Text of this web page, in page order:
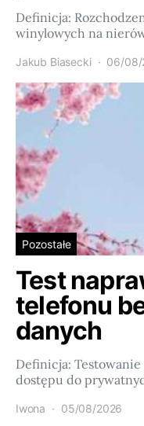
Definicja:
winylowych na
Jakub Biasecki 06/08/
Pozostałe
Test
telefonu
danych
Definicja:
dostępu do
Iwona 05/08/2026